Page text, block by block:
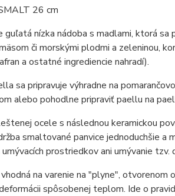
26 cm
guľatá nízka nádoba s madlami, ktorá
či morskými plodmi a zeleninou,
a ostatné ingrediencie nahradí).
sa pripravuje výhradne na
alebo pohodlne pripraviť paellu na
ocele s následnou keramickou
smaltované panvice jednoduchšie a
prostriedkov ani umývanie tzv.
na varenie na "plyne",
spôsobenej teplom. Ide o